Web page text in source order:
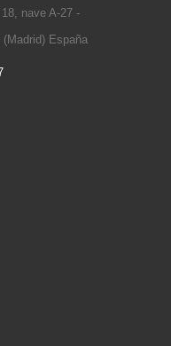
nave A-27 -
España